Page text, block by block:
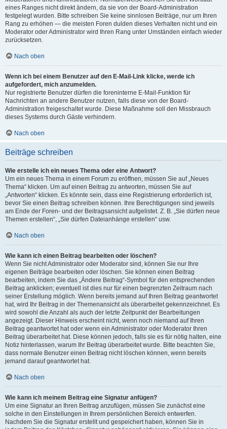
eines Ranges nicht direkt ändern, da sie von der Board-Administration
festgelegt wurden. Bitte schreiben Sie keine sinnlosen Beiträge, nur um Ihren
Rang zu erhöhen — die meisten Foren dulden dieses Verhalten nicht und ein
Moderator oder Administrator wird Ihren Rang unter Umständen einfach wieder
zurücksetzen.
Nach oben
Wenn ich bei einem Benutzer auf den E-Mail-Link klicke, werde ich
aufgefordert, mich anzumelden.
Nur registrierte Benutzer dürfen die foreninterne E-Mail-Funktion für
Nachrichten an andere Benutzer nutzen, falls diese von der Board-
Administration freigeschaltet wurde. Diese Maßnahme soll den Missbrauch
dieses Systems durch Gäste verhindern.
Nach oben
Beiträge schreiben
Wie erstelle ich ein neues Thema oder eine Antwort?
Um ein neues Thema in einem Forum zu eröffnen, müssen Sie auf „Neues
Thema“ klicken. Um auf einen Beitrag zu antworten, müssen Sie auf
„Antworten“ klicken. Es könnte sein, dass eine Registrierung erforderlich ist,
bevor Sie einen Beitrag schreiben können. Ihre Berechtigungen sind jeweils
am Ende der Foren- und der Beitragsansicht aufgelistet. Z. B. „Sie dürfen neue
Themen erstellen“, „Sie dürfen Dateianhänge erstellen“ usw.
Nach oben
Wie kann ich einen Beitrag bearbeiten oder löschen?
Wenn Sie nicht Administrator oder Moderator sind, können Sie nur Ihre
eigenen Beiträge bearbeiten oder löschen. Sie können einen Beitrag
bearbeiten, indem Sie das „Ändere Beitrag“-Symbol für den entsprechenden
Beitrag anklicken; eventuell ist dies nur für einen begrenzten Zeitraum nach
seiner Erstellung möglich. Wenn bereits jemand auf Ihren Beitrag geantwortet
hat, wird Ihr Beitrag in der Themenansicht als überarbeitet gekennzeichnet. Es
wird sowohl die Anzahl als auch der letzte Zeitpunkt der Bearbeitungen
angezeigt. Dieser Hinweis erscheint nicht, wenn noch niemand auf Ihren
Beitrag geantwortet hat oder wenn ein Administrator oder Moderator Ihren
Beitrag überarbeitet hat. Diese können jedoch, falls sie es für nötig halten, eine
Notiz hinterlassen, warum Ihr Beitrag überarbeitet wurde. Bitte beachten Sie,
dass normale Benutzer einen Beitrag nicht löschen können, wenn bereits
jemand darauf geantwortet hat.
Nach oben
Wie kann ich meinem Beitrag eine Signatur anfügen?
Um eine Signatur an Ihren Beitrag anzufügen, müssen Sie zunächst eine
solche in den Einstellungen in Ihrem persönlichen Bereich entwerfen.
Nachdem Sie die Signatur erstellt und gespeichert haben, können Sie in